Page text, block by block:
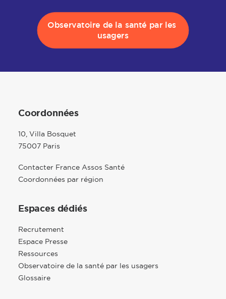
Observatoire de la santé par les
usagers
Coordonnées
10, Villa Bosquet
75007 Paris
Contacter France Assos Santé
Coordonnées par région
Espaces dédiés
Recrutement
Espace Presse
Ressources
Observatoire de la santé par les usagers
Glossaire